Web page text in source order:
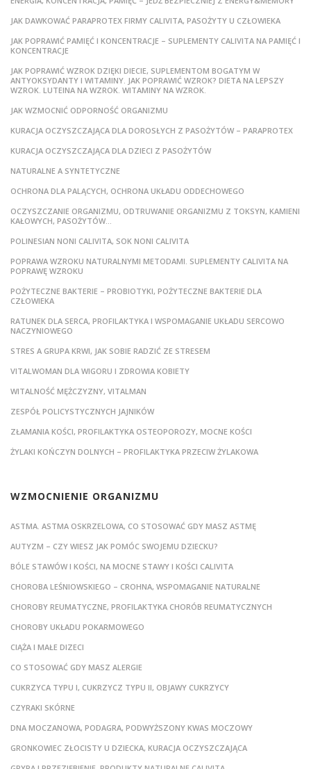
JAK DAWKOWAĆ PARAPROTEX FIRMY CALIVITA, PASOŻYTY U CZŁOWIEKA
JAK POPRAWIĆ PAMIĘĆ I KONCENTRACJE – SUPLEMENTY CALIVITA NA PAMIĘĆ I
KONCENTRACJE
JAK POPRAWIĆ WZROK DZIĘKI DIECIE, SUPLEMENTOM BOGATYM W
ANTYOKSYDANTY I WITAMINY. JAK POPRAWIĆ WZROK? DIETA NA LEPSZY
WZROK. LUTEINA NA WZROK. WITAMINY NA WZROK.
JAK WZMOCNIĆ ODPORNOŚĆ ORGANIZMU
KURACJA OCZYSZCZAJĄCA DLA DOROSŁYCH Z PASOŻYTÓW – PARAPROTEX
KURACJA OCZYSZCZAJĄCA DLA DZIECI Z PASOŻYTÓW
NATURALNE A SYNTETYCZNE
OCHRONA DLA PALĄCYCH, OCHRONA UKŁADU ODDECHOWEGO
OCZYSZCZANIE ORGANIZMU, ODTRUWANIE ORGANIZMU Z TOKSYN, KAMIENI
KAŁOWYCH, PASOŻYTÓW…
POLINESIAN NONI CALIVITA, SOK NONI CALIVITA
POPRAWA WZROKU NATURALNYMI METODAMI. SUPLEMENTY CALIVITA NA
POPRAWĘ WZROKU
POŻYTECZNE BAKTERIE – PROBIOTYKI, POŻYTECZNE BAKTERIE DLA
CZŁOWIEKA
RATUNEK DLA SERCA, PROFILAKTYKA I WSPOMAGANIE UKŁADU SERCOWO
NACZYNIOWEGO
STRES A GRUPA KRWI, JAK SOBIE RADZIĆ ZE STRESEM
VITALWOMAN DLA WIGORU I ZDROWIA KOBIETY
WITALNOŚĆ MĘŻCZYZNY, VITALMAN
ZESPÓŁ POLICYSTYCZNYCH JAJNIKÓW
ZŁAMANIA KOŚCI, PROFILAKTYKA OSTEOPOROZY, MOCNE KOŚCI
ŻYLAKI KOŃCZYN DOLNYCH – PROFILAKTYKA PRZECIW ŻYLAKOWA
WZMOCNIENIE ORGANIZMU
ASTMA. ASTMA OSKRZELOWA, CO STOSOWAĆ GDY MASZ ASTMĘ
AUTYZM – CZY WIESZ JAK POMÓC SWOJEMU DZIECKU?
BÓLE STAWÓW I KOŚCI, NA MOCNE STAWY I KOŚCI CALIVITA
CHOROBA LEŚNIOWSKIEGO – CROHNA, WSPOMAGANIE NATURALNE
CHOROBY REUMATYCZNE, PROFILAKTYKA CHORÓB REUMATYCZNYCH
CHOROBY UKŁADU POKARMOWEGO
CIĄŻA I MAŁE DIZECI
CO STOSOWAĆ GDY MASZ ALERGIE
CUKRZYCA TYPU I, CUKRZYCZ TYPU II, OBJAWY CUKRZYCY
CZYRAKI SKÓRNE
DNA MOCZANOWA, PODAGRA, PODWYŻSZONY KWAS MOCZOWY
GRONKOWIEC ZŁOCISTY U DZIECKA, KURACJA OCZYSZCZAJĄCA